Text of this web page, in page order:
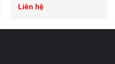
Liên hệ